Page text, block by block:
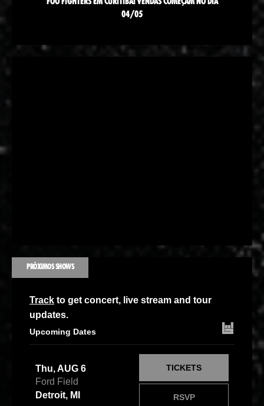
FOO FIGHTERS EM CURITIBA! VENDAS COMEÇAM NO DIA
04/05
PRÓXIMOS SHOWS
Track to get concert, live stream and tour
updates.
Upcoming Dates
Thu, AUG 6
Ford Field
Detroit, MI
RSVP
TICKETS